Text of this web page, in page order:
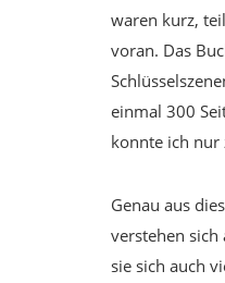
waren kurz,
voran. Das
einmal 300
konnte ich
Genau aus
verstehen
sie sich auch